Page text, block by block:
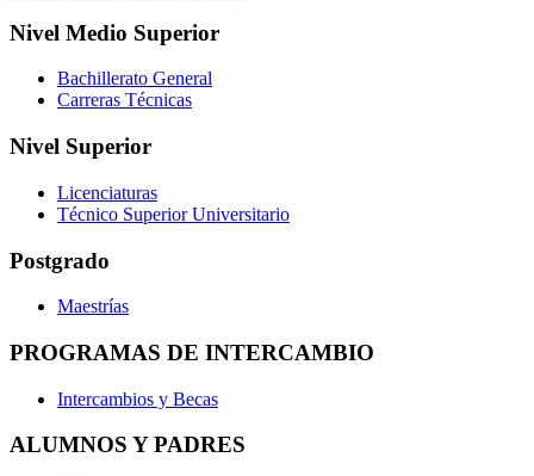
Nivel Medio Superior
Bachillerato General
Carreras Técnicas
Nivel Superior
Licenciaturas
Técnico Superior Universitario
Postgrado
Maestrías
PROGRAMAS DE INTERCAMBIO
Intercambios y Becas
ALUMNOS Y PADRES